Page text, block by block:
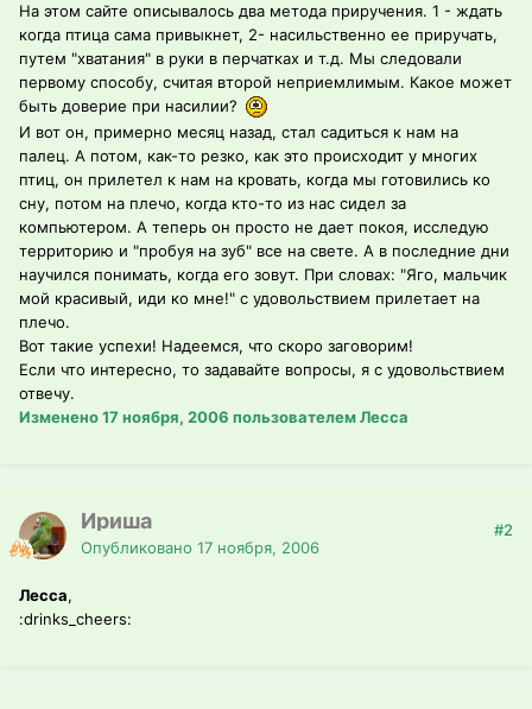
На этом сайте описывалось два метода приручения. 1 - ждать
когда птица сама привыкнет, 2- насильственно ее приручать,
путем "хватания" в руки в перчатках и т.д. Мы следовали
первому способу, считая второй неприемлимым. Какое может
быть доверие при насилии?
И вот он, примерно месяц назад, стал садиться к нам на
палец. А потом, как-то резко, как это происходит у многих
птиц, он прилетел к нам на кровать, когда мы готовились ко
сну, потом на плечо, когда кто-то из нас сидел за
компьютером. А теперь он просто не дает покоя, исследую
территорию и "пробуя на зуб" все на свете. А в последние дни
научился понимать, когда его зовут. При словах: "Яго, мальчик
мой красивый, иди ко мне!" с удовольствием прилетает на
плечо.
Вот такие успехи! Надеемся, что скоро заговорим!
Если что интересно, то задавайте вопросы, я с удовольствием
отвечу.
Изменено17 ноября, 2006 пользователем Лесса
Ириша
Опубликовано 17 ноября, 2006
#2
Лесса,
:drinks_cheers: